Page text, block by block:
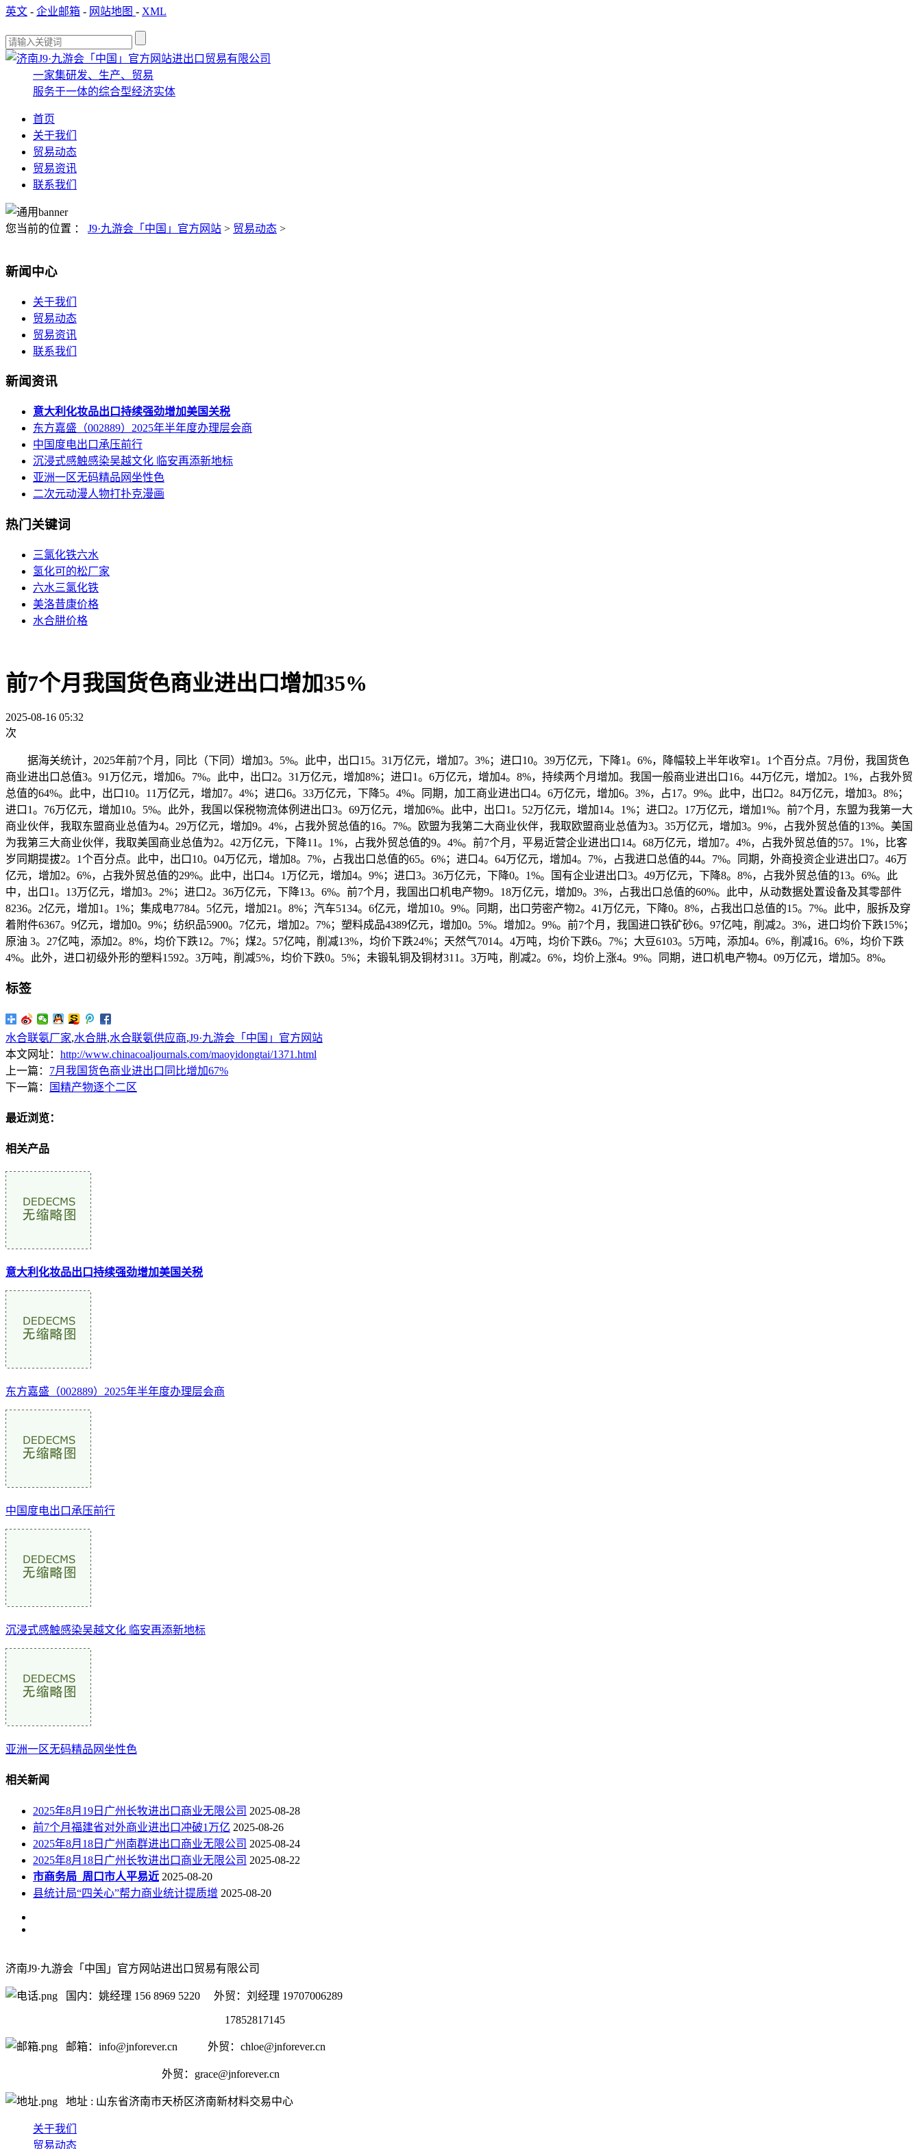
英文 - 企业邮箱 - 网站地图 - XML
一家集研发、生产、贸易
服务于一体的综合型经济实体
首页
关于我们
贸易动态
贸易资讯
联系我们
您当前的位置 ： J9·九游会「中国」官方网站 > 贸易动态 >
新闻中心
关于我们
贸易动态
贸易资讯
联系我们
新闻资讯
意大利化妆品出口持续强劲增加美国关税
东方嘉盛（002889）2025年半年度办理层会商
中国度电出口承压前行
沉浸式感触感染吴越文化 临安再添新地标
亚洲一区无码精品网坐性色
二次元动漫人物打扑克漫画
热门关键词
三氯化铁六水
氢化可的松厂家
六水三氯化铁
美洛昔康价格
水合肼价格
前7个月我国货色商业进出口增加35%
2025-08-16 05:32
次
据海关统计，2025年前7个月，同比（下同）增加3。5%。此中，出口15。31万亿元，增加7。3%；进口10。39万亿元，下降1。6%，降幅较上半年收窄1。1个百分点。7月份，我国货色
商业进出口总值3。91万亿元，增加6。7%。此中，出口2。31万亿元，增加8%；进口1。6万亿元，增加4。8%，持续两个月增加。我国一般商业进出口16。44万亿元，增加2。1%，占我外贸
总值的64%。此中，出口10。11万亿元，增加7。4%；进口6。33万亿元，下降5。4%。同期，加工商业进出口4。6万亿元，增加6。3%，占17。9%。此中，出口2。84万亿元，增加3。8%；
进口1。76万亿元，增加10。5%。此外，我国以保税物流体例进出口3。69万亿元，增加6%。此中，出口1。52万亿元，增加14。1%；进口2。17万亿元，增加1%。前7个月，东盟为我第一大
商业伙伴，我取东盟商业总值为4。29万亿元，增加9。4%，占我外贸总值的16。7%。欧盟为我第二大商业伙伴，我取欧盟商业总值为3。35万亿元，增加3。9%，占我外贸总值的13%。美国
为我第三大商业伙伴，我取美国商业总值为2。42万亿元，下降11。1%，占我外贸总值的9。4%。前7个月，平易近营企业进出口14。68万亿元，增加7。4%，占我外贸总值的57。1%，比客
岁同期提拔2。1个百分点。此中，出口10。04万亿元，增加8。7%，占我出口总值的65。6%；进口4。64万亿元，增加4。7%，占我进口总值的44。7%。同期，外商投资企业进出口7。46万
亿元，增加2。6%，占我外贸总值的29%。此中，出口4。1万亿元，增加4。9%；进口3。36万亿元，下降0。1%。国有企业进出口3。49万亿元，下降8。8%，占我外贸总值的13。6%。此
中，出口1。13万亿元，增加3。2%；进口2。36万亿元，下降13。6%。前7个月，我国出口机电产物9。18万亿元，增加9。3%，占我出口总值的60%。此中，从动数据处置设备及其零部件
8236。2亿元，增加1。1%；集成电7784。5亿元，增加21。8%；汽车5134。6亿元，增加10。9%。同期，出口劳密产物2。41万亿元，下降0。8%，占我出口总值的15。7%。此中，服拆及穿
着附件6367。9亿元，增加0。9%；纺织品5900。7亿元，增加2。7%；塑料成品4389亿元，增加0。5%。增加2。9%。前7个月，我国进口铁矿砂6。97亿吨，削减2。3%，进口均价下跌15%；
原油 3。27亿吨，添加2。8%，均价下跌12。7%；煤2。57亿吨，削减13%，均价下跌24%；天然气7014。4万吨，均价下跌6。7%；大豆6103。5万吨，添加4。6%，削减16。6%，均价下跌
4%。此外，进口初级外形的塑料1592。3万吨，削减5%，均价下跌0。5%；未锻轧铜及铜材311。3万吨，削减2。6%，均价上涨4。9%。同期，进口机电产物4。09万亿元，增加5。8%。
标签
水合联氨厂家,水合肼,水合联氨供应商,J9·九游会「中国」官方网站
本文网址： http://www.chinacoaljournals.com/maoyidongtai/1371.html
上一篇： 7月我国货色商业进出口同比增加67%
下一篇：
国精产物逐个二区
最近浏览：
相关产品
意大利化妆品出口持续强劲增加美国关税
东方嘉盛（002889）2025年半年度办理层会商
中国度电出口承压前行
沉浸式感触感染吴越文化 临安再添新地标
亚洲一区无码精品网坐性色
相关新闻
2025年8月19日广州长牧进出口商业无限公司 2025-08-28
前7个月福建省对外商业进出口冲破1万亿 2025-08-26
2025年8月18日广州南群进出口商业无限公司 2025-08-24
2025年8月18日广州长牧进出口商业无限公司 2025-08-22
市商务局_周口市人平易近 2025-08-20
县统计局“四关心”帮力商业统计提质增 2025-08-20
济南J9·九游会「中国」官方网站进出口贸易有限公司
国内：姚经理 156 8969 5220 外贸：刘经理 19707006289
17852817145
邮箱：info@jnforever.cn 外贸：chloe@jnforever.cn
外贸： grace@jnforever.cn
地址 : 山东省济南市天桥区济南新材料交易中心
关于我们
贸易动态